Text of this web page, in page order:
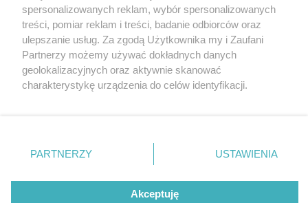
3 / 0
Nie zapomnij
zapoznać się z:
polityką prywatności regulamin korzystania z portali
Twojemiasto
Piekary Śląskie
Chorzów
Tarnowskie Góry
Gliwice
Skontakuj sięz nami
Kontakt
Wydawca
Redakcja
spersonalizowanych reklam, wybór spersonalizowanych
treści, pomiar reklam i treści, badanie odbiorców oraz
ulepszanie usług. Za zgodą Użytkownika my i Zaufani
Partnerzy możemy używać dokładnych danych
geolokalizacyjnych oraz aktywnie skanować
charakterystykę urządzenia do celów identyfikacji.
zmienić/wycofać klikając przycisk ustawień prywatności
znajdujący się w lewym dolnym rogu strony
rodzaje przetwarzania danych nie wymagają zgody
użytkownika, ale masz prawo sprzeciwić się takiemu
PARTNERZY USTAWIENIA
Akceptuję